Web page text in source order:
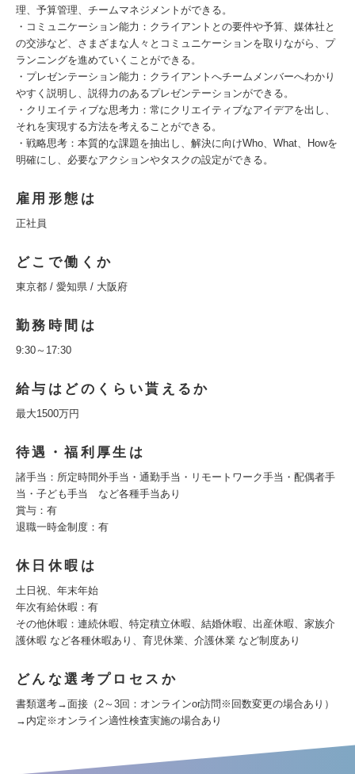
理、予算管理、チームマネジメントができる。
・コミュニケーション能力：クライアントとの要件や予算、媒体社と
の交渉など、さまざまな人々とコミュニケーションを取りながら、プ
ランニングを進めていくことができる。
・プレゼンテーション能力：クライアントへチームメンバーへわかり
やすく説明し、説得力のあるプレゼンテーションができる。
・クリエイティブな思考力：常にクリエイティブなアイデアを出し、
それを実現する方法を考えることができる。
・戦略思考：本質的な課題を抽出し、解決に向けWho、What、Howを
明確にし、必要なアクションやタスクの設定ができる。
雇用形態は
正社員
どこで働くか
東京都 / 愛知県 / 大阪府
勤務時間は
9:30～17:30
給与はどのくらい貰えるか
最大1500万円
待遇・福利厚生は
諸手当：所定時間外手当・通勤手当・リモートワーク手当・配偶者手
当・子ども手当 など各種手当あり
賞与：有
退職一時金制度：有
休日休暇は
土日祝、年末年始
年次有給休暇：有
その他休暇：連続休暇、特定積立休暇、結婚休暇、出産休暇、家族介
護休暇 など各種休暇あり、育児休業、介護休業 など制度あり
どんな選考プロセスか
書類選考→面接（2～3回：オンラインor訪問※回数変更の場合あり）
→内定※オンライン適性検査実施の場合あり